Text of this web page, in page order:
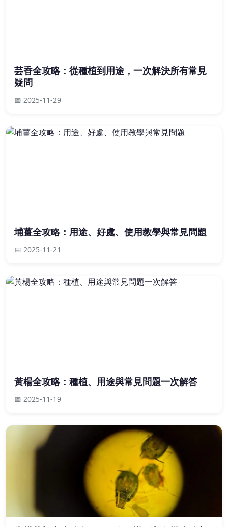
芸香全攻略：從種植到用途，一次解決所有常見
疑問
📅 2025-11-29
埔薑全攻略：用途、好處、使用教學與常見問題
📅 2025-11-21
黃楊全攻略：種植、用途與常見問題一次解答
📅 2025-11-19